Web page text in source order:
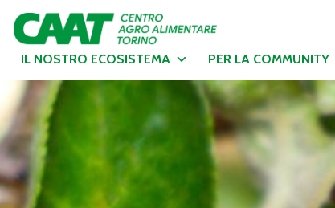
IL NOSTRO ECOSISTEMA PER LA COMMUNITY